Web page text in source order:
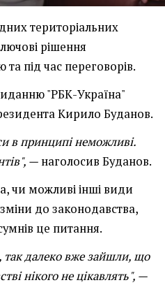
територіальних
рішення
під час переговорів.
"РБК-Україна"
Кирило Буданов.
в принципі неможливі.
— наголосив Буданов.
чи можливі інші види
до законодавства,
це питання.
далеко вже зайшли, що
нікого не цікавлять", —